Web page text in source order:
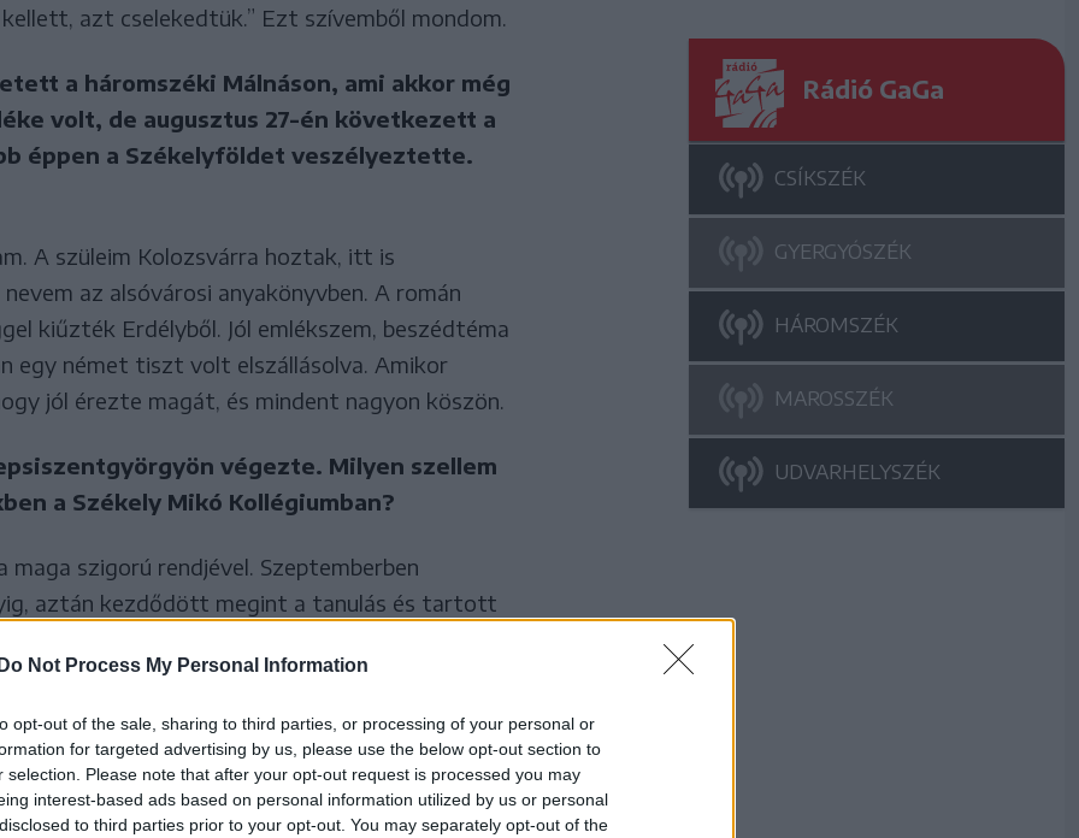
Do Not Process My Personal Information
opt-out of the sale, sharing to third parties, or processing of your personal or
for targeted advertising by us, please use the below opt-out section to
selection. Please note that after your opt-out request is processed you may
interest-based ads based on personal information utilized by us or personal
to third parties prior to your opt-out. You may separately opt-out of the
azt cselekedtük.” Ezt szívemből mondom.
a háromszéki Málnáson, ami akkor még
volt, de augusztus 27-én következett a
éppen a Székelyföldet veszélyeztette.
A szüleim Kolozsvárra hoztak, itt is
az alsóvárosi anyakönyvben. A román
kiűzték Erdélyből. Jól emlékszem, beszédtéma
egy német tiszt volt elszállásolva. Amikor
jól érezte magát, és mindent nagyon köszön.
végezte. Milyen szellem
a Székely Mikó Kollégiumban?
szigorú rendjével. Szeptemberben
aztán kezdődött megint a tanulás és tartott
is találkoztunk. Olyan közösségi tudat alakult
sem az egyetemi évek alatt, sem a külföldi
A háromszékiségnek is volt valami különös
tiszteltük, szerettük.
adminisztráció korában történt.
Rádió GaGa
CSÍKSZÉK
GYERGYÓSZÉK
HÁROMSZÉK
MAROSSZÉK
UDVARHELYSZÉK